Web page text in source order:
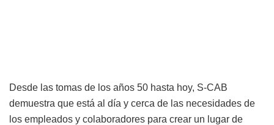
Desde las tomas de los años 50 hasta hoy, S-CAB
demuestra que está al día y cerca de las necesidades de
los empleados y colaboradores para crear un lugar de